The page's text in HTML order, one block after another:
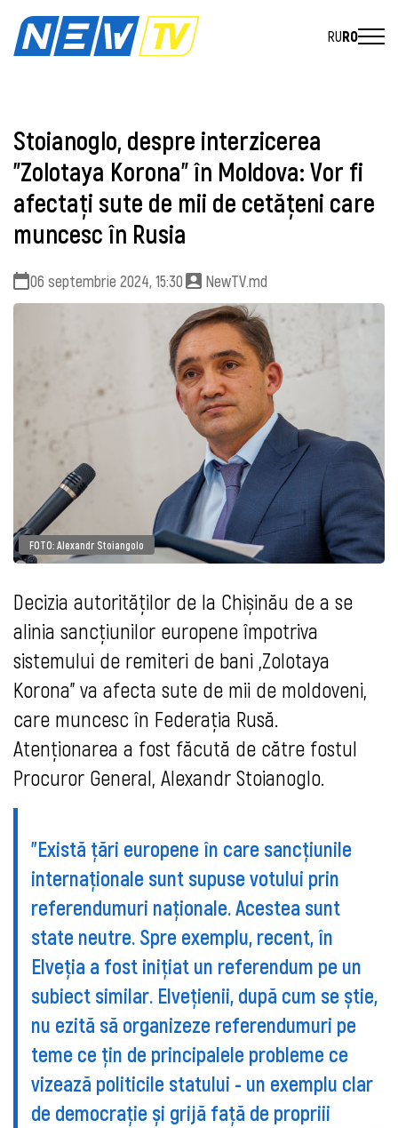
RURO
Stoianoglo, despre interzicerea
”Zolotaya Korona” în Moldova: Vor fi
afectați sute de mii de cetățeni care
muncesc în Rusia
06 septembrie 2024, 15:30 NewTV.md
FOTO: Alexandr Stoiangolo
Decizia autorităților de la Chișinău de a se
alinia sancțiunilor europene împotriva
sistemului de remiteri de bani „Zolotaya
Korona” va afecta sute de mii de moldoveni,
care muncesc în Federația Rusă.
Atenționarea a fost făcută de către fostul
Procuror General, Alexandr Stoianoglo.
”Există țări europene în care sancțiunile
internaționale sunt supuse votului prin
referendumuri naționale. Acestea sunt
state neutre. Spre exemplu, recent, în
Elveția a fost inițiat un referendum pe un
subiect similar. Elvețienii, după cum se știe,
nu ezită să organizeze referendumuri pe
teme ce țin de principalele probleme ce
vizează politicile statului - un exemplu clar
de democrație și grijă față de propriii